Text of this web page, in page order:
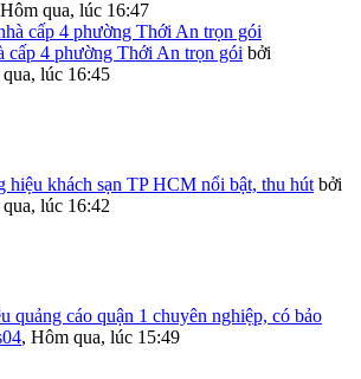
Hôm qua, lúc 16:47
cấp 4 phường Thới An trọn gói bởi
lúc 16:45
hiệu khách sạn TP HCM nổi bật, thu hút bởi
lúc 16:42
quảng cáo quận 1 chuyên nghiệp, có bảo
, Hôm qua, lúc 15:49